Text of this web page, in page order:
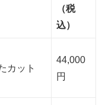
（税
込）
カット
44,000
円